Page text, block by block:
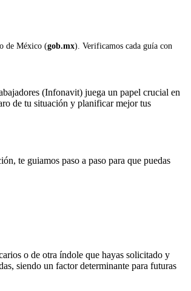
de México (gob.mx). Verificamos cada guía con
(Infonavit) juega un papel crucial en
de tu situación y planificar mejor tus
te guiamos paso a paso para que puedas
o de otra índole que hayas solicitado y
siendo un factor determinante para futuras